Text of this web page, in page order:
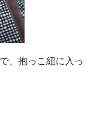
、抱っこ紐に入っ